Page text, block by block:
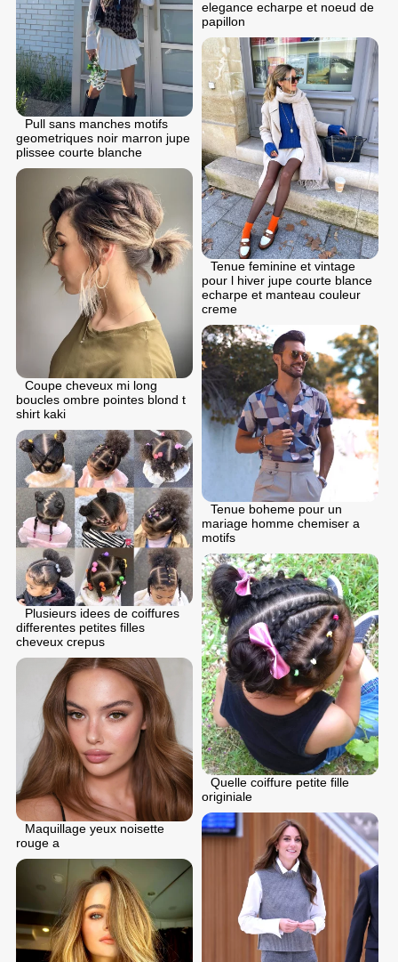
elegance echarpe et noeud de
papillon
Pull sans manches motifs
geometriques noir marron jupe
plissee courte blanche
Tenue feminine et vintage
pour l hiver jupe courte blance
echarpe et manteau couleur
creme
Coupe cheveux mi long
boucles ombre pointes blond t
shirt kaki
Tenue boheme pour un
mariage homme chemiser a
motifs
Plusieurs idees de coiffures
differentes petites filles
cheveux crepus
Quelle coiffure petite fille
originiale
Maquillage yeux noisette
rouge a